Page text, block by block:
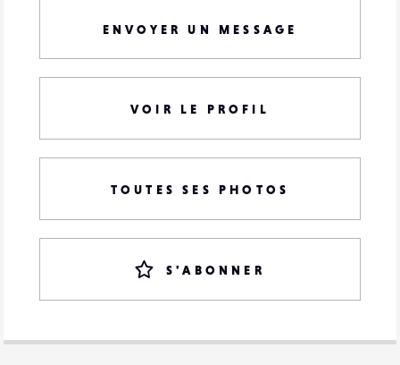
ENVOYER UN MESSAGE
VOIR LE PROFIL
TOUTES SES PHOTOS
S'ABONNER